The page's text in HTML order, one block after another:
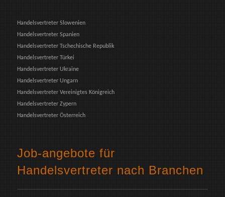
Handelsvertreter Slowenien
Handelsvertreter Spanien
Handelsvertreter Tschechische Republik
Handelsvertreter Türkei
Handelsvertreter Ukraine
Handelsvertreter Ungarn
Handelsvertreter Vereinigtes Königreich
Handelsvertreter Zypern
Handelsvertreter Österreich
Job-angebote für
Handelsvertreter nach Branchen